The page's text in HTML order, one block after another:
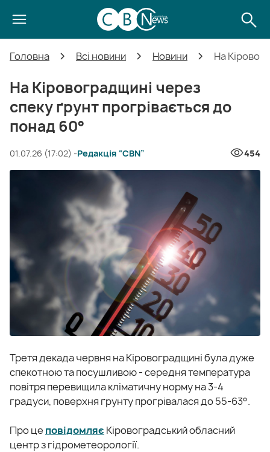
Головна Всі новини Новини На
На Кіровоградщині через
спеку ґрунт прогрівається до
понад 60°
01.07.26 (17:02) -Редакція “CBN” 454
Третя декада червня на Кіровоградщині була дуже
спекотною та посушливою - середня температура
повітря перевищила кліматичну норму на 3-4
градуси, поверхня ґрунту прогрівалася до 55-63°.
Про це повідомляє Кіровоградський обласний
центр з гідрометеорології.